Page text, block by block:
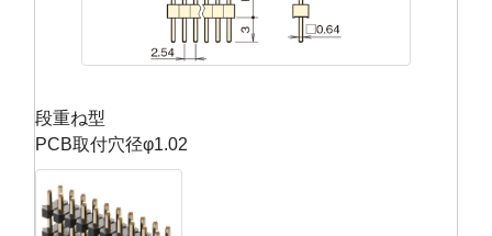
段重ね型
PCB取付穴径φ1.02